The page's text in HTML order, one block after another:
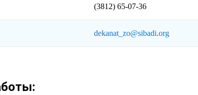
(3812) 65-07-36
dekanat_zo@sibadi.org